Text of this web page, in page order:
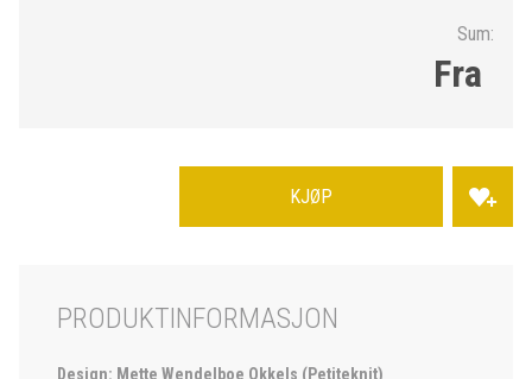
Sum:
Fra
KJØP
PRODUKTINFORMASJON
Design: Mette Wendelboe Okkels (Petiteknit)